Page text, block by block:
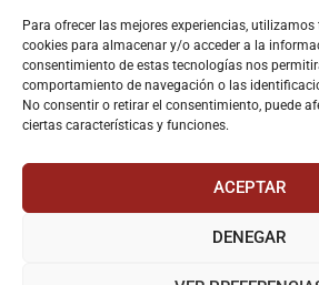
Para ofrecer las mejores experiencias,
cookies para almacenar y/o acceder a la
consentimiento de estas tecnologías nos
comportamiento de navegación o las
No consentir o retirar el consentimiento, puede
ciertas características y funciones.
ACEPTAR
DENEGAR
Reproductor
de
vídeo